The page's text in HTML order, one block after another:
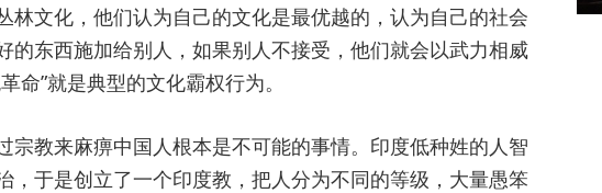
林文化，他们认为自己的文化是最优越的，认为自己的社会
的东西施加给别人，如果别人不接受，他们就会以武力相威
命”就是典型的文化霸权行为。
教来麻痹中国人根本是不可能的事情。印度低种姓的人智
，于是创立了一个印度教，把人分为不同的等级，大量愚笨